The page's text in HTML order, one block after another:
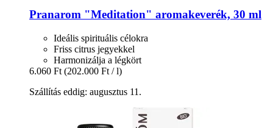
Pranarom "Meditation" aromakeverék, 30 ml
Ideális spirituális célokra
Friss citrus jegyekkel
Harmonizálja a légkört
6.060 Ft (202.000 Ft / l)
Szállítás eddig: augusztus 11.